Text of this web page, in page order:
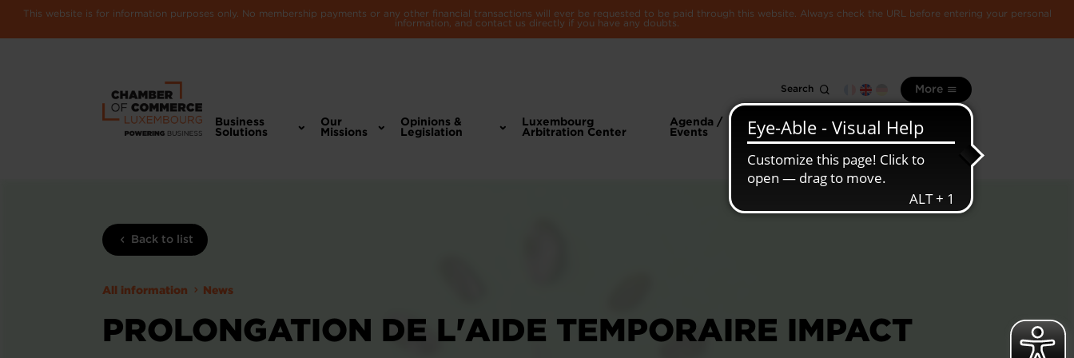
This website is for information purposes only. No membership payments or any other financial transactions will ever be requested to be paid through this website. Always check the URL before entering your personal
information, and contact us directly if you have any doubts.
Search More
Business
Solutions
Our
Missions
Opinions &
Legislation
Luxembourg
Arbitration Center
Agenda /
Events
information
Luxembourg
economy
Back to list
All information News
PROLONGATION DE L'AIDE TEMPORAIRE IMPACT